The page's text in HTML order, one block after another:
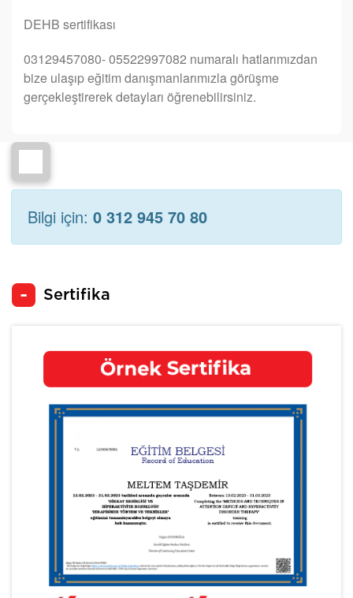
DEHB sertifikası
03129457080- 05522997082 numaralı hatlarımızdan
bize ulaşıp eğitim danışmanlarımızla görüşme
gerçekleştirerek detayları öğrenebilirsiniz.
Bilgi için: 0 312 945 70 80
Sertifika